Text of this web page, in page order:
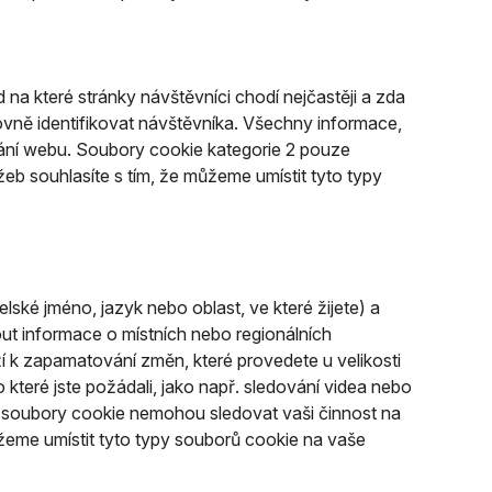
které stránky návštěvníci chodí nejčastěji a zda
identifikovat návštěvníka. Všechny informace,
webu. Soubory cookie kategorie 2 pouze
souhlasíte s tím, že můžeme umístit tyto typy
jméno, jazyk nebo oblast, ve které žijete) a
informace o místních nebo regionálních
zapamatování změn, které provedete u velikosti
jste požádali, jako např. sledování videa nebo
cookie nemohou sledovat vaši činnost na
umístit tyto typy souborů cookie na vaše